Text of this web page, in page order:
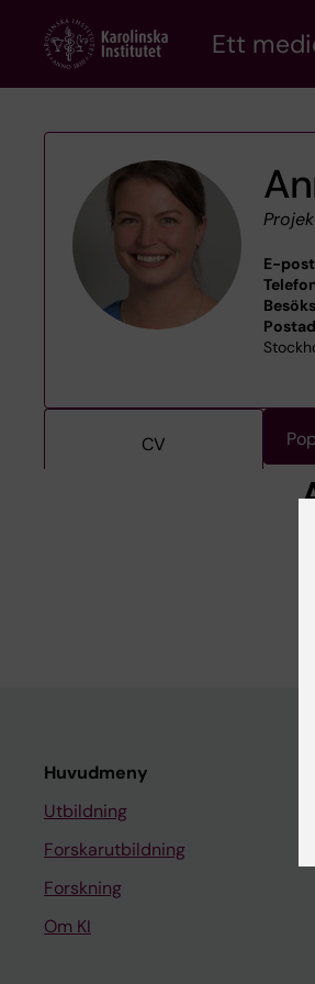
content
Ett
E-
CV
Huvudmeny
Utbildning
Forskarutbildning
Forskning
Om KI